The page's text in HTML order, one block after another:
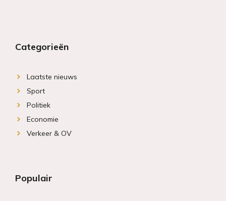
Categorieën
Laatste nieuws
Sport
Politiek
Economie
Verkeer & OV
Populair